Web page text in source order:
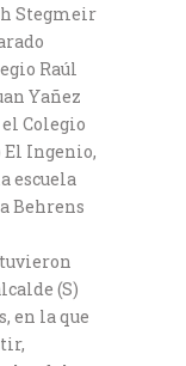
Stegmeir
Raúl
Yañez
Colegio
Ingenio,
escuela
Behrens
(S)
en la que